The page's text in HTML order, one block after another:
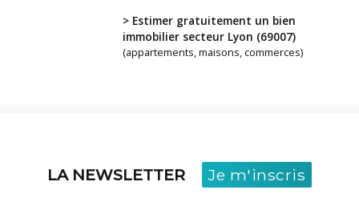
> Estimer gratuitement un bien
immobilier secteur Lyon (69007)
(appartements, maisons, commerces)
LA NEWSLETTER Je m'inscris